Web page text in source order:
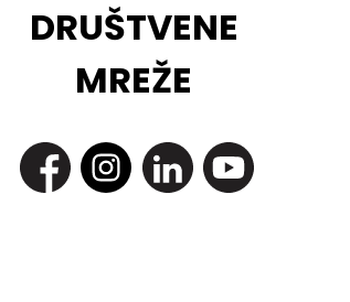
DRUŠTVENE
MREŽE